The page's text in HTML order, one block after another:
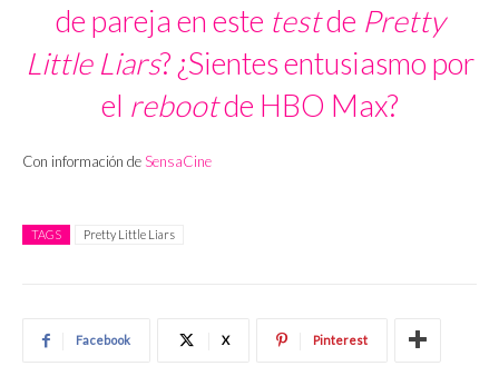
de pareja en este testde Pretty
Little Liars? ¿Sientes entusiasmo por
el rebootde HBO Max?
Con información deSensaCine
TAGS Pretty Little Liars
Facebook X Pinterest